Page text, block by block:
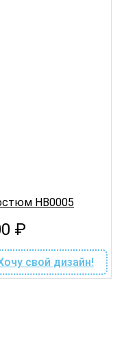
HB0005
₽
свой дизайн!